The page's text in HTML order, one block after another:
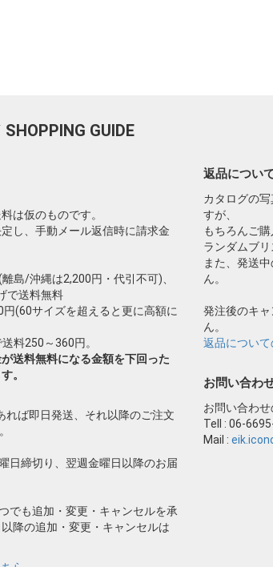
SHOPPING GUIDE
は仮のものです。
し、手動メール返信時に請求金
島/沖縄は2,200円・代引不可)、
で送料無料
(60サイズを超えると更に高額に
料250～360円。
送料無料になる金額を下回った
。
れば即日発送、それ以降のご注文
日締切り、翌週金曜日以降のお届
でも追加・変更・キャンセルを承
降の追加・変更・キャンセルは
返品につい
カタログの
すが、
もちろんご
ランダムブ
また、発送
ん。
発注後のキ
ん。
返品につい
お問い合わ
お問い合わ
Tell : 06-
Mail :